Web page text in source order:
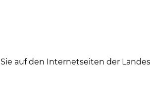
auf den Internetseiten der